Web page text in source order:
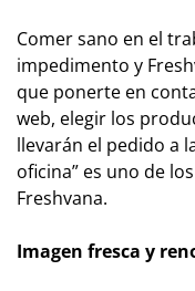
Comer sano en el
impedimento y
que ponerte en
web, elegir los
llevarán el pedido a
oficina” es uno de
Freshvana.
Imagen fresca y